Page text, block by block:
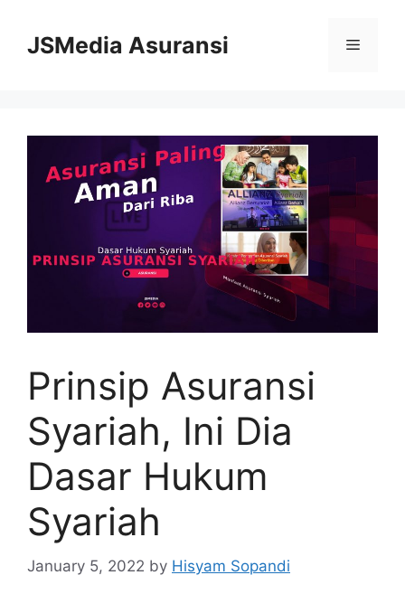
contentJSMedia Asuransi Menu
Prinsip Asuransi
Syariah, Ini Dia
Dasar Hukum
Syariah
January 5, 2022 by Hisyam Sopandi